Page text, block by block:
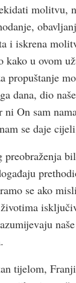
molitvu,
i iskrena
kako u ovom
propuštanje
dana, dio
On sam
se daje
se ako
tijelom,